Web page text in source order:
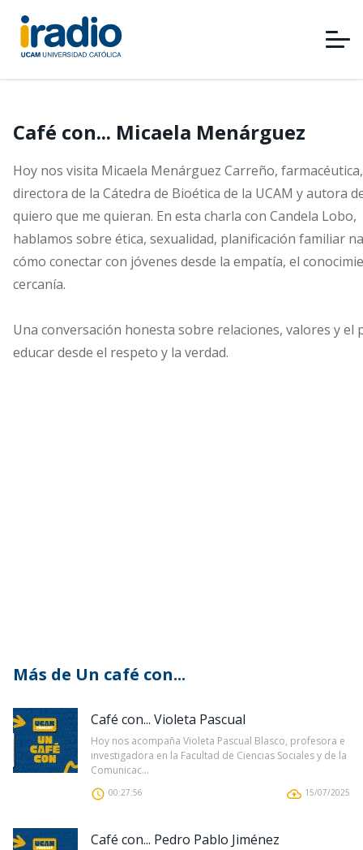
Pasar
contenido
principal
Café con... Micaela Menárguez
Hoy nos visita Micaela Menárguez Carreño, farmacéutica,
directora de la Cátedra de Bioética de la UCAM y autora
quiero que me quieran. En esta charla con Candela Lobo,
hablamos sobre ética, sexualidad, planificación familiar
cómo conectar con jóvenes desde la empatía, el
cercanía.
Una conversación honesta sobre relaciones, valores y el
educar desde el respeto y la verdad.
Más de Un café con...
Café con... Violeta Pascual
Hoy nos acompaña Violeta Pascual Blasco, profesora e
investigadora en la Facultad de Ciencias Sociales y de la
Comunicac...
00:27:56 15/07/2025
Café con... Pedro Pablo Jiménez